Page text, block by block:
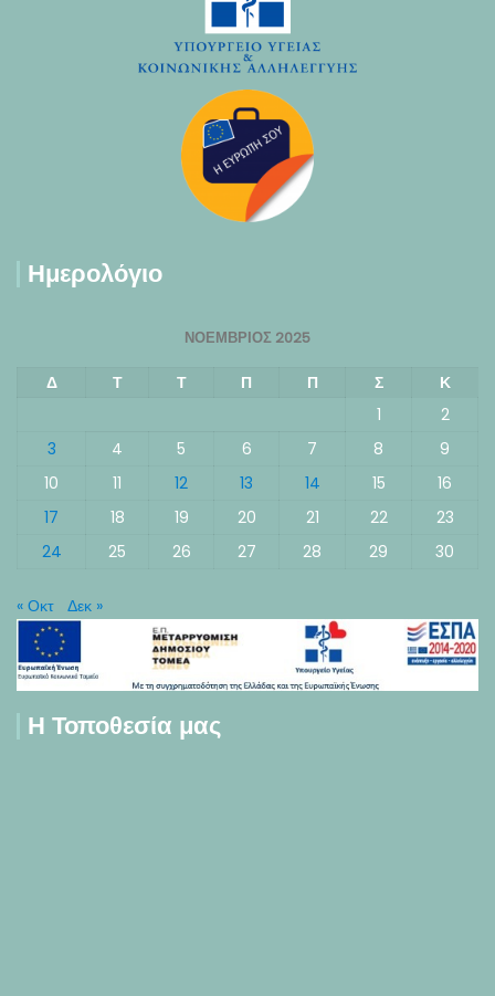
Ημερολόγιο
ΝΟΈΜΒΡΙΟΣ 2025
Δ Τ Τ Π Π Σ
Κ
1
2
3
4 5 6 7 8
9
10
11 12 13 14 15
16
17
18 19 20 21 22
23
24
25 26 27 28 29 30
« Οκτ Δεκ »
Η Τοποθεσία μας